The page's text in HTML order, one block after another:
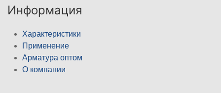
Информация
Характеристики
Применение
Арматура оптом
О компании